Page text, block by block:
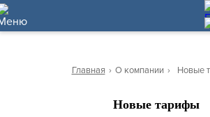
10
Главная › О компании › Новые
Новые тарифы